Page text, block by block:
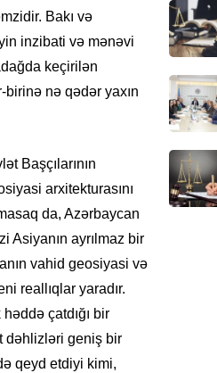
Bakı və
inzibati və mənəvi
keçirilən
nə qədər yaxın
Başçılarının
arxitekturasını
da, Azərbaycan
Asiyanın ayrılmaz bir
vahid geosiyasi və
reallıqlar yaradır.
çatdığı bir
dəhlizləri geniş bir
qeyd etdiyi kimi,
DÜNYA